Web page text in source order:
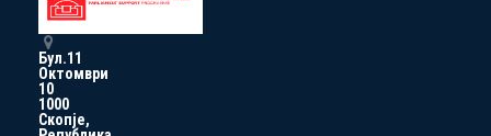
Бул.11
Октомври
10
1000
Скопје,